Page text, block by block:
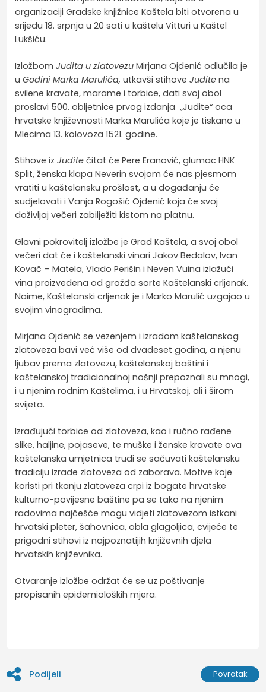
organizaciji Gradske knjižnice Kaštela biti otvorena u
srijedu 18. srpnja u 20 sati u kaštelu Vitturi u Kaštel
Lukšiću.
Izložbom Judita u zlatovezuMirjana Ojdenić odlučila je
uGodini Marka Marulića, utkavši stihoveJudite na
svilene kravate, marame i torbice, dati svoj obol
proslavi 500. obljetnice prvog izdanja „Judite“ oca
hrvatske književnosti Marka Marulića koje je tiskano u
Mlecima 13. kolovoza 1521. godine.
Stihove izJudite čitat će Pere Eranović, glumac HNK
Split, ženska klapa Neverin svojom će nas pjesmom
vratiti u kaštelansku prošlost, a u događanju će
sudjelovati i Vanja Rogošić Ojdenić koja će svoj
doživljaj večeri zabilježiti kistom na platnu.
Glavni pokrovitelj izložbe je Grad Kaštela, a svoj obol
večeri dat će i kaštelanski vinari Jakov Bedalov, Ivan
Kovač – Matela, Vlado Perišin i Neven Vuina izlažući
vina proizvedena od grožđa sorte Kaštelanski crljenak.
Naime, Kaštelanski crljenak je i Marko Marulić uzgajao u
svojim vinogradima.
Mirjana Ojdenić se vezenjem i izradom kaštelanskog
zlatoveza bavi već više od dvadeset godina, a njenu
ljubav prema zlatovezu, kaštelanskoj baštini i
kaštelanskoj tradicionalnoj nošnji prepoznali su mnogi,
i u njenim rodnim Kaštelima, i u Hrvatskoj, ali i širom
svijeta.
Izrađujući torbice od zlatoveza, kao i ručno rađene
slike, haljine, pojaseve, te muške i ženske kravate ova
kaštelanska umjetnica trudi se sačuvati kaštelansku
tradiciju izrade zlatoveza od zaborava. Motive koje
koristi pri tkanju zlatoveza crpi iz bogate hrvatske
kulturno-povijesne baštine pa se tako na njenim
radovima najčešće mogu vidjeti zlatovezom istkani
hrvatski pleter, šahovnica, obla glagoljica, cvijeće te
prigodni stihovi iz najpoznatijih književnih djela
hrvatskih književnika.
Otvaranje izložbe održat će se uz poštivanje
propisanih epidemioloških mjera.
Podijeli Povratak